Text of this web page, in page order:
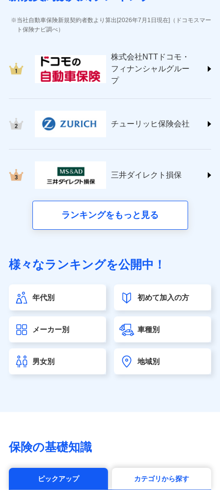
ソニー損害保険株式会社
(https://www.sonysonpo.co.jp/)
ＳＯＭＰＯダイレクト損害保険株式会社
(https://www.sompo-direct.co.jp/)
チューリッヒ保険会社 (https://www.zurich.co.jp/)
(https://www.nisshinfire.co.jp/)
(https://www.petfamilyins.co.jp/)
ins.com/)
三井ダイレクト損害保険株式会社
（https://www.sonylife.co.jp）
第一ネオ生命保険株式会社（https://neofirst.co.jp/）
大樹生命保険株式会社（https://www.taiju-life.co.jp）
seimei.co.jp）
チューリッヒ生命保険株式会社
東京海上日動あんしん生命保険株式会社
（https://www.tmn-anshin.co.jp/）
マニュライフ生命保険株式会社
（https://www.manulife.co.jp/）
（https://www.msa-life.co.jp/）
メットライフ生命株式会社(https://www.metlife.co.jp/)
当社自動車保険新規契約者数より算出[2026年7月1日現在]（ドコモスマー
ト保険ナビ調べ）
株式会社NTTドコモ・
フィナンシャルグルー
プ
チューリッヒ保険会社
三井ダイレクト損保
ランキングをもっと見る
様々なランキングを公開中！
年代別 初めて加入の方
メーカー別 車種別
男女別 地域別
保険の基礎知識
ピックアップ カテゴリから探す